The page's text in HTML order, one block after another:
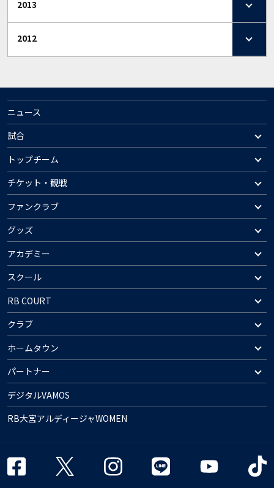
2013
2012
ニュース
試合
トップチーム
チケット・観戦
ファンクラブ
グッズ
アカデミー
スクール
RB COURT
クラブ
ホームタウン
パートナー
デジタルVAMOS
RB大宮アルディージャWOMEN